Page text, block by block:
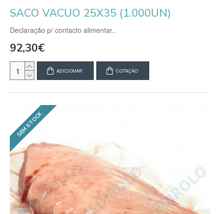
SACO VACUO 25X35 (1.000UN)
Declaração p/ contacto alimentar..
92,30€
ADICIONAR COTAÇÃO
SEM STOCK